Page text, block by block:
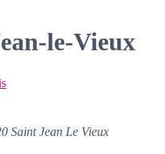
le-Vieux
Saint Jean Le Vieux